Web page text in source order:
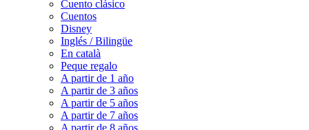
Cuento clásico
Cuentos
Disney
Inglés / Bilingüe
En català
Peque regalo
A partir de 1 año
A partir de 3 años
A partir de 5 años
A partir de 7 años
A partir de 8 años